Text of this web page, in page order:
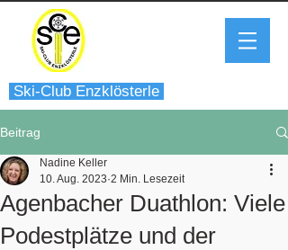
Ski-Club Enzklösterle
Beitrag
Agenbacher Duathlon: Viele
Podestplätze und der
Nadine Keller
10. Aug. 2023 2 Min. Lesezeit